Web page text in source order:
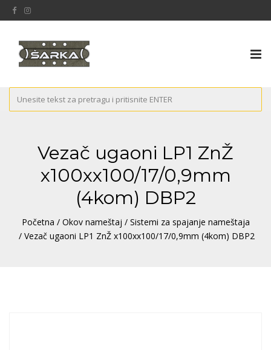
Vezač ugaoni LP1 ZnŽ
x100xx100/17/0,9mm
(4kom) DBP2
Početna / Okov nameštaj / Sistemi za spajanje nameštaja
/ Vezač ugaoni LP1 ZnŽ x100xx100/17/0,9mm (4kom) DBP2